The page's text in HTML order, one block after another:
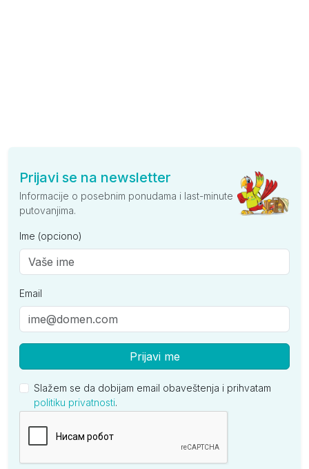
Prijavi se na newsletter
Informacije o posebnim ponudama i last-minute
putovanjima.
Ime (opciono)
Email
Prijavi me
Slažem se da dobijam email obaveštenja i prihvatam
politiku privatnosti.